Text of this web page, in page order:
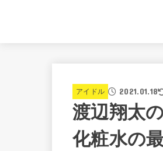
アイドル 2021.01.18
渡辺翔太
化粧水の